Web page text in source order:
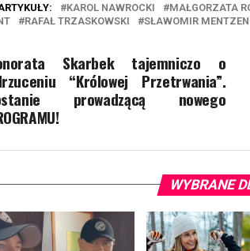
KAROL NAWROCKI MAŁGORZATA
RAFAŁ TRZASKOWSKI SŁAWOMIR MENTZEN
Skarbek tajemniczo o
“Królowej Przetrwania”.
prowadzącą nowego
WYBRANE